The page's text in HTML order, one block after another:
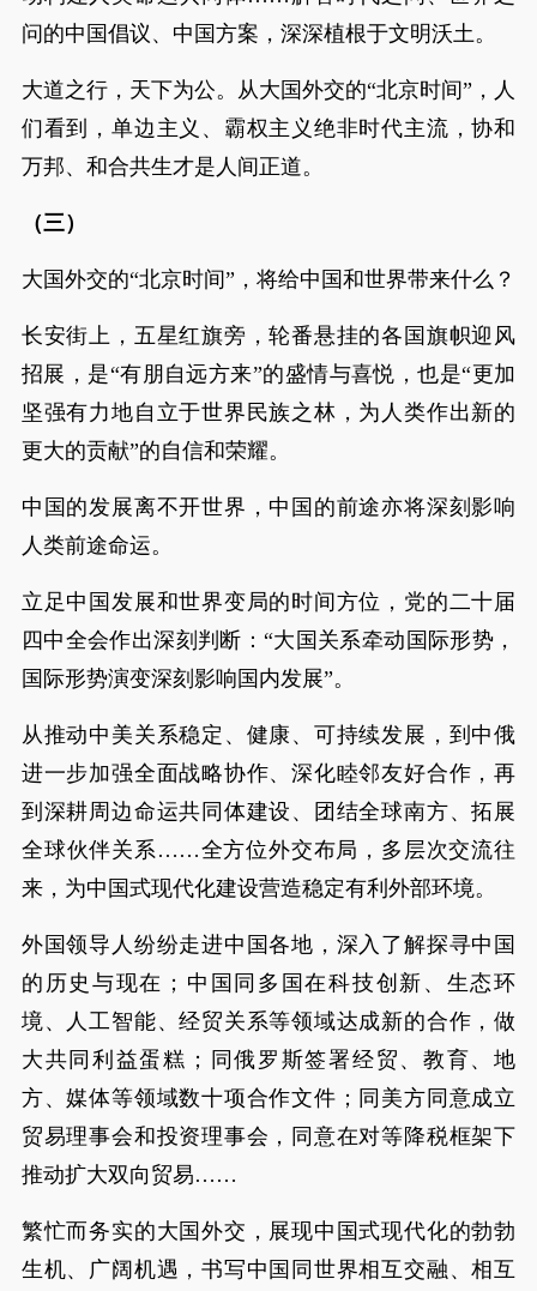
问的中国倡议、中国方案，深深植根于文明沃土。
大道之行，天下为公。从大国外交的“北京时间”，人
们看到，单边主义、霸权主义绝非时代主流，协和
万邦、和合共生才是人间正道。
（三）
大国外交的“北京时间”，将给中国和世界带来什么？
长安街上，五星红旗旁，轮番悬挂的各国旗帜迎风
招展，是“有朋自远方来”的盛情与喜悦，也是“更加
坚强有力地自立于世界民族之林，为人类作出新的
更大的贡献”的自信和荣耀。
中国的发展离不开世界，中国的前途亦将深刻影响
人类前途命运。
立足中国发展和世界变局的时间方位，党的二十届
四中全会作出深刻判断：“大国关系牵动国际形势，
国际形势演变深刻影响国内发展”。
从推动中美关系稳定、健康、可持续发展，到中俄
进一步加强全面战略协作、深化睦邻友好合作，再
到深耕周边命运共同体建设、团结全球南方、拓展
全球伙伴关系……全方位外交布局，多层次交流往
来，为中国式现代化建设营造稳定有利外部环境。
外国领导人纷纷走进中国各地，深入了解探寻中国
的历史与现在；中国同多国在科技创新、生态环
境、人工智能、经贸关系等领域达成新的合作，做
大共同利益蛋糕；同俄罗斯签署经贸、教育、地
方、媒体等领域数十项合作文件；同美方同意成立
贸易理事会和投资理事会，同意在对等降税框架下
推动扩大双向贸易……
繁忙而务实的大国外交，展现中国式现代化的勃勃
生机、广阔机遇，书写中国同世界相互交融、相互